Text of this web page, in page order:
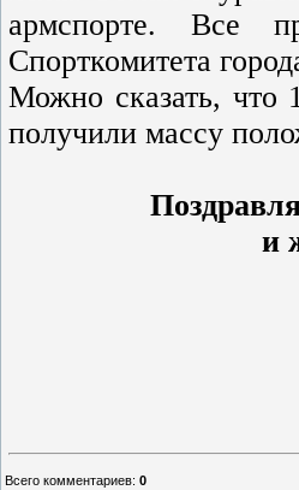
армспорте. Все
Cпорткомитета
Можно сказать, что
получили массу
и
Всего комментариев: 0